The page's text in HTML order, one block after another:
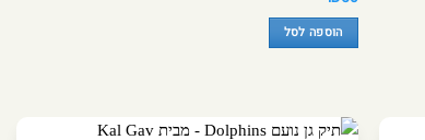
הוספה לסל